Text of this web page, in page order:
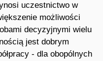
uczestnictwo w
możliwości
decyzyjnymi wielu
jest dobrym
- dla obopólnych